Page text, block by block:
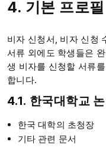
4. 기본 프로
비자 신청서, 비자 신청
서류 외에도 학생들은
생 비자를 신청할 서류
합니다.
4.1. 한국대학교
한국 대학의 초청장
기타 관련 문서